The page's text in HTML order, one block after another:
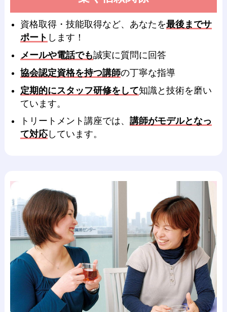
資格取得・技能取得など、あなたを最後までサ
ポート します！
メールや電話でも誠実に質問に回答
協会認定資格を持つ講師の丁寧な指導
定期的にスタッフ研修をして知識と技術を磨い
ています。
トリートメント講座では、 講師がモデルとなっ
て対応しています。